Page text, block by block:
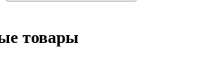
товары